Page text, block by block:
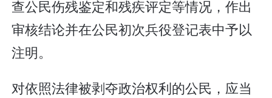
查公民伤残鉴定和残疾评定等情况，作出
审核结论并在公民初次兵役登记表中予以
注明。
对依照法律被剥夺政治权利的公民，应当